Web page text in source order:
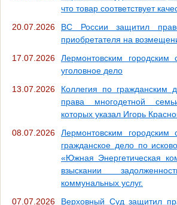
что товар соответствует
20.07.2026
ВС России защитил
приобретателя на
17.07.2026
Лермонтовским городским
уголовное дело
13.07.2026
Коллегия по гражданским
права многодетной
которых указал Игорь
08.07.2026
Лермонтовским городским
гражданское дело по
«Южная Энергетическая
взыскании
коммунальных услуг.
07.07.2026
Верховный Суд защитил